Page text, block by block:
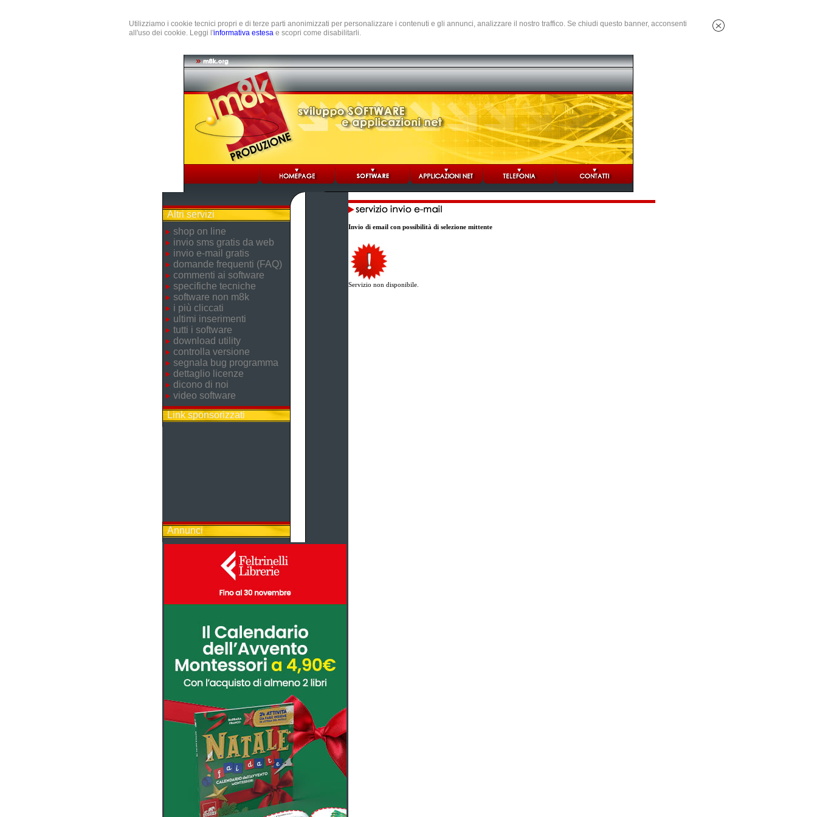
Utilizziamo i cookie tecnici propri e di terze parti anonimizzati per personalizzare i contenuti e gli annunci, analizzare il nostro traffico. Se chiudi questo banner, acconsenti
all'uso dei cookie. Leggi l'informativa estesa e scopri come disabilitarli.
Altri servizi
shop on line
invio sms gratis da web
invio e-mail gratis
domande frequenti (FAQ)
commenti ai software
specifiche tecniche
software non m8k
i più cliccati
ultimi inserimenti
tutti i software
download utility
controlla versione
segnala bug programma
dettaglio licenze
dicono di noi
video software
Link sponsorizzati
Annunci
Invio di email con possibilità di selezione mittente
Servizio non disponibile.